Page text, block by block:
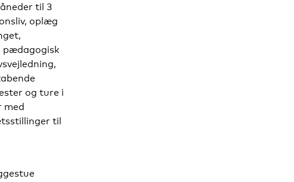
til 3
oplæg
pædagogisk
og ture i
med
til